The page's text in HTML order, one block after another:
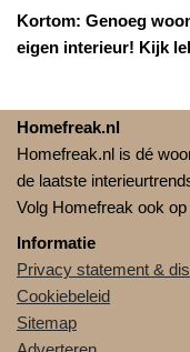
Kortom: Genoeg
eigen interieur! Kijk
Homefreak.nl
Homefreak.nl is dé
de laatste
Volg Homefreak ook
Informatie
Privacy statement &
Cookiebeleid
Sitemap